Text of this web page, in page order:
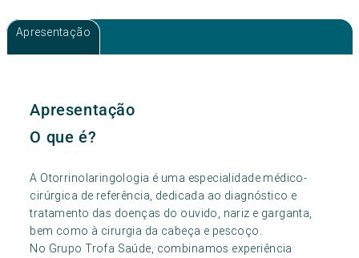
Apresentação
Apresentação
O que é?
A Otorrinolaringologia é uma especialidade médico-
cirúrgica de referência, dedicada ao diagnóstico e
tratamento das doenças do ouvido, nariz e garganta,
bem como à cirurgia da cabeça e pescoço.
No Grupo Trofa Saúde, combinamos experiência